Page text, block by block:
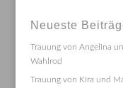
Neueste
Trauung von Angelina
Wahlrod
Trauung von Kira und